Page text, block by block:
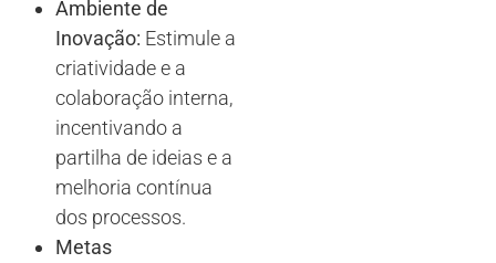
Ambiente de
Inovação: Estimule a
criatividade e a
colaboração interna,
incentivando a
partilha de ideias e a
melhoria contínua
dos processos.
Metas